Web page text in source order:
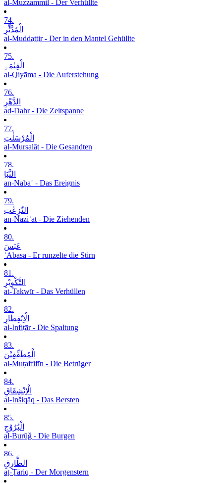
al-Muzzammil - Der Verhüllte
74.
الْمُدَّثِّرِ
al-Muddaṯṯir - Der in den Mantel Gehüllte
75.
الْقِیٰمَۃِ
al-Qiyāma - Die Auferstehung
76.
الدَّھْرِ
ad-Dahr - Die Zeitspanne
77.
الْمُرْسَلٰتِ
al-Mursalāt - Die Gesandten
78.
النَّبَاِ
an-Nabaʾ - Das Ereignis
79.
النّٰزِعٰتِ
an-Nāziʿāt - Die Ziehenden
80.
عَبَسَ
ʿAbasa - Er runzelte die Stirn
81.
التَّکْوِیْرِ
at-Takwīr - Das Verhüllen
82.
الْاِنْفِطَارِ
al-Infiṭār - Die Spaltung
83.
الْمُطَفِّفِیْنَ
al-Muṭaffifīn - Die Betrüger
84.
الْاِنْشِقَاقِ
al-Inšiqāq - Das Bersten
85.
الْبُرُوْجِ
al-Burūǧ - Die Burgen
86.
الطَّارِقِ
aṭ-Ṭāriq - Der Morgenstern